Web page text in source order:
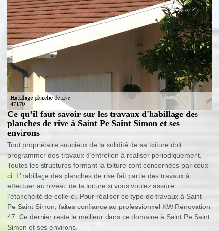
Ce qu’il faut savoir sur les travaux d'habillage des
planches de rive à Saint Pe Saint Simon et ses
environs
Tout propriétaire soucieux de la solidité de sa toiture doit
programmer des travaux d’entretien à réaliser périodiquement.
Toutes les structures formant la toiture sont concernées par ceux-
ci. L’habillage des planches de rive fait partie des travaux à
effectuer au niveau de la toiture si vous voulez assurer
l’étanchéité de celle-ci. Pour réaliser ce type de travaux à Saint
Pe Saint Simon, faites confiance au professionnel KW Rénovation
47. Ce dernier reste le meilleur dans ce domaine à Saint Pe Saint
Simon et ses environs.